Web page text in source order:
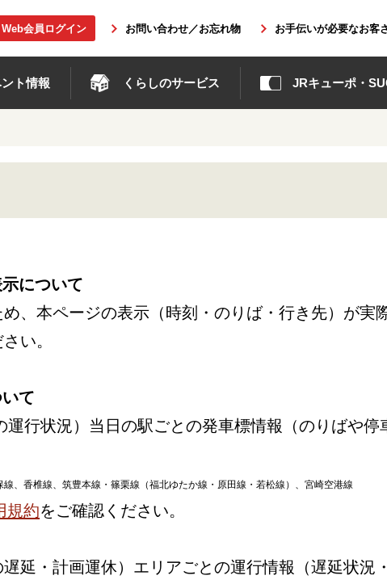
Web会員ログイン お問い合わせ／お忘れ物 お手伝いが必要なお客
ト情報 くらしのサービス JRキューポ・
について
、本ページの表示（時刻・のりば・行き先）が実
い。
て
運行状況）当日の駅ごとの発車標情報（のりばや
、香椎線、筑豊本線・篠栗線（福北ゆたか線・原田線・若松線）、宮崎空港線
規約をご確認ください。
遅延・計画運休）エリアごとの運行情報（遅延状況